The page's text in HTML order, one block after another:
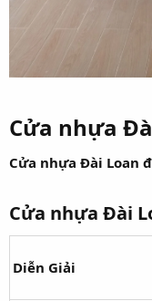
Cửa nhựa
Cửa nhựa Đài Loan
Cửa nhựa Đài
Diễn Giải